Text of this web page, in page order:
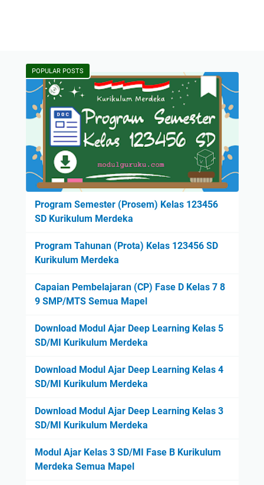
POPULAR POSTS
Program Semester (Prosem) Kelas 123456
SD Kurikulum Merdeka
Program Tahunan (Prota) Kelas 123456 SD
Kurikulum Merdeka
Capaian Pembelajaran (CP) Fase D Kelas 7 8
9 SMP/MTS Semua Mapel
Download Modul Ajar Deep Learning Kelas 5
SD/MI Kurikulum Merdeka
Download Modul Ajar Deep Learning Kelas 4
SD/MI Kurikulum Merdeka
Download Modul Ajar Deep Learning Kelas 3
SD/MI Kurikulum Merdeka
Modul Ajar Kelas 3 SD/MI Fase B Kurikulum
Merdeka Semua Mapel